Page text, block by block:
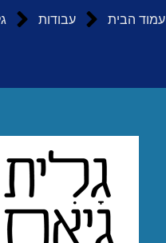
עמוד הבית עבודות